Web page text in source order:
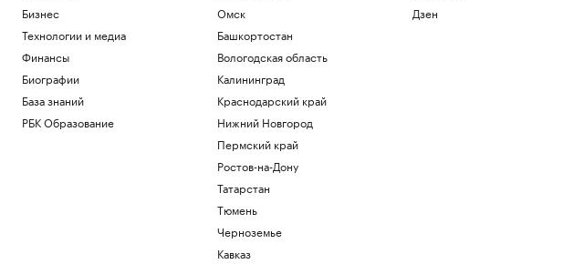
Бизнес
Технологии и медиа
Финансы
Биографии
База знаний
РБК Образование
Омск
Башкортостан
Вологодская область
Калининград
Краснодарский край
Нижний Новгород
Пермский край
Ростов-на-Дону
Татарстан
Тюмень
Черноземье
Кавказ
Дзен